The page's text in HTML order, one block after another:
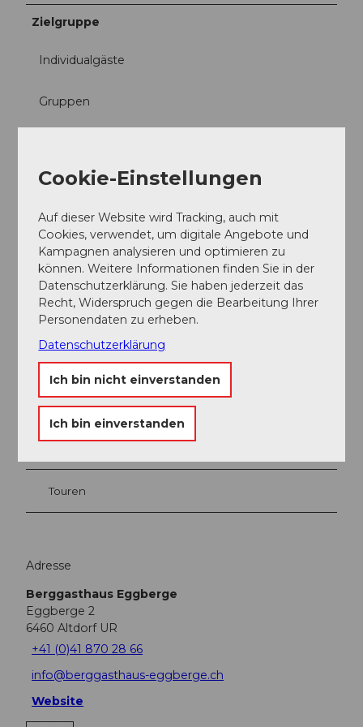
Zielgruppe
Individualgäste
Gruppen
Anreise und Parken
Eggberge erreichen Sie die Bergstation innert 9
Minuten. Das Berggasthaus ist lediglich 20 Meter von
der Bergstation entfernt.
Bitte parkieren Sie bei der Luftseilbahn (Flüelerstrasse
132, 6460 Altdorf).
In der Nähe
Touren
Adresse
Berggasthaus Eggberge
Eggberge 2
6460 Altdorf UR
+41 (0)41 870 28 66
info@berggasthaus-eggberge.ch
Website
Cookie-Einstellungen
Auf dieser Website wird Tracking, auch mit
Cookies, verwendet, um digitale Angebote und
Kampagnen analysieren und optimieren zu
können. Weitere Informationen finden Sie in der
Datenschutzerklärung. Sie haben jederzeit das
Recht, Widerspruch gegen die Bearbeitung Ihrer
Personendaten zu erheben.
Datenschutzerklärung
Ich bin nicht einverstanden
Ich bin einverstanden